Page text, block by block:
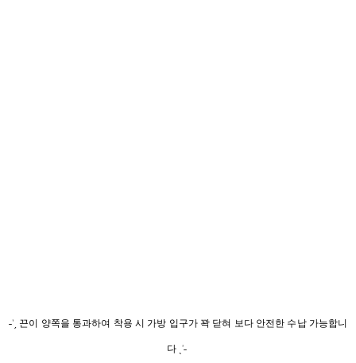
˗ˋˏ 끈이 양쪽을 통과하여 착용 시 가방 입구가 꽉 닫혀 보다 안전한 수납 가능합니
다 ˎˊ˗